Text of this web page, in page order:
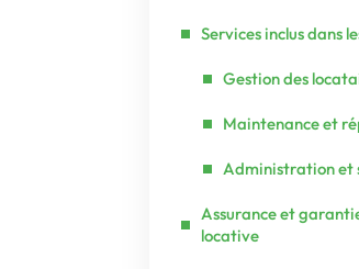
Services inclus dans
Gestion des
Maintenance et
Administration et
Assurance et
locative